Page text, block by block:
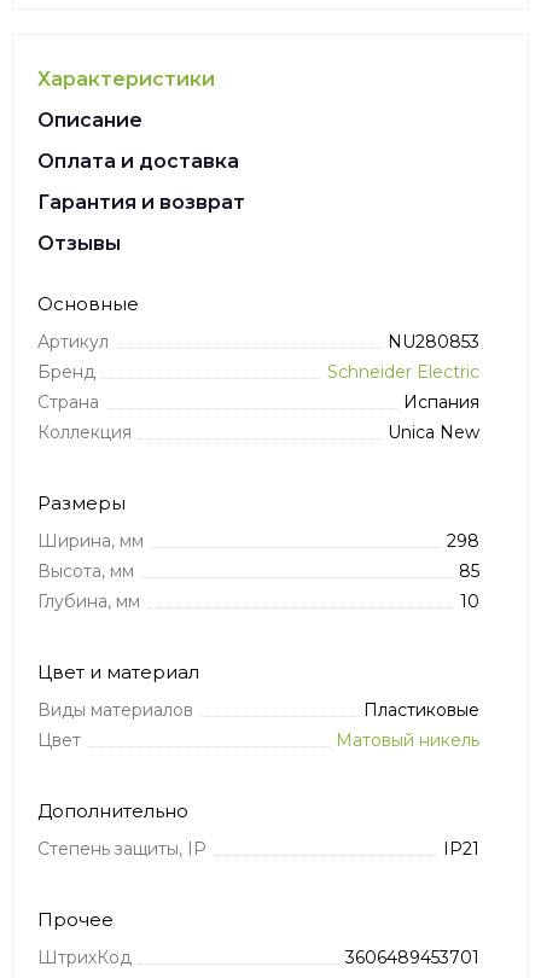
Характеристики
Описание
Оплата и доставка
Гарантия и возврат
Отзывы
Основные
Артикул
NU280853
Бренд
Schneider Electric
Страна
Испания
Коллекция
Unica New
Размеры
Ширина, мм
298
Высота, мм
85
Глубина, мм
10
Цвет и материал
Виды материалов
Пластиковые
Цвет
Матовый никель
Дополнительно
Степень защиты, IP IP21
Прочее
ШтрихКод
3606489453701